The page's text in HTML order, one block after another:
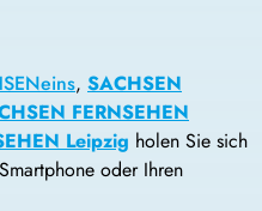
, SACHSEN
FERNSEHEN
Leipzig holen Sie sich
oder Ihren